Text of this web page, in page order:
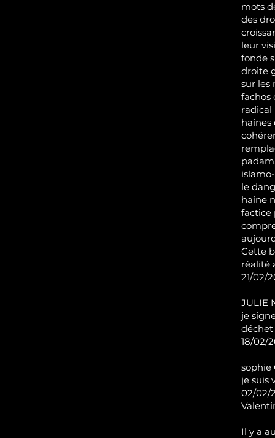
mots
des
leur
fonde
droite
sur les
fachos
radical
haines
le
haine
factice
Cette
réalité
21/02/
JULIE
je
18/02/
sophie
je suis
02/02/
V
Il y a